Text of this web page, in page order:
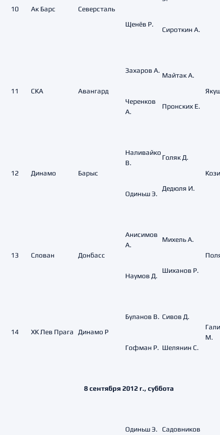
10 Ак Барс Северсталь
Щенёв Р.
Сироткин А.
11 СКА Авангард
Захаров А.
Черенков
А.
Майтак А.
Пронских Е.
12 Динамо Барыс
Наливайко
В.
Одиньш Э.
Голяк Д.
Дедюля И.
13 Слован Донбасс
Анисимов
А.
Наумов Д.
Михель А.
Шиханов Р.
14 ХК Лев Прага Динамо Р
Буланов В.
Гофман Р.
Сивов Д.
Шелянин С.
М.
8 сентября 2012 г., суббота
Одиньш Э.
Садовников